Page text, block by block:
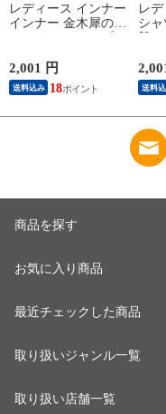
レディース インナー
インナー 金木犀のめ
ぐみ タンクトップ
っとり 保湿 ストレ
ッチ ボタニカル タ
ンクトップ 秋冬 お
2,001 円
送料込み 18
レ
シャ
肌ド
り
パッ
染み
ット
涼
送料
商品を探す
お気に入り商品
最近チェックした商品
取り扱いジャンル一覧
取り扱い店舗一覧